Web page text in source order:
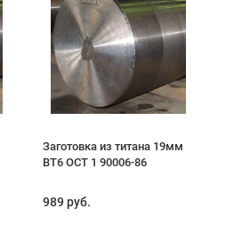
Заготовка из титана 19мм
ВТ6 ОСТ 1 90006-86
989 руб.